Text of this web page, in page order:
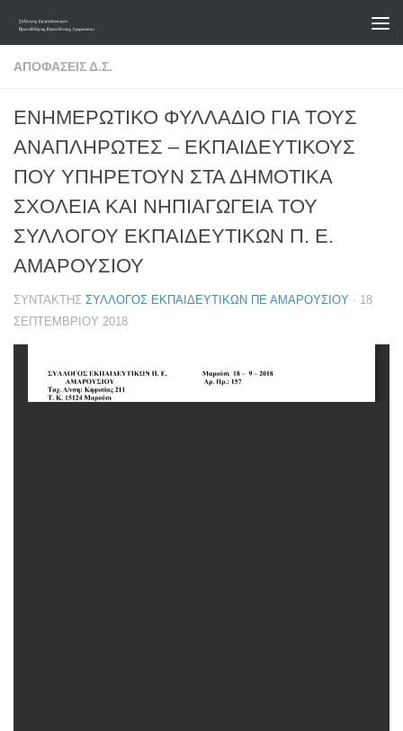
Skip to content
ΑΠΟΦΆΣΕΙΣ Δ.Σ.
ΕΝΗΜΕΡΩΤΙΚΟ ΦΥΛΛΑΔΙΟ ΓΙΑ ΤΟΥΣ
ΑΝΑΠΛΗΡΩΤΕΣ – ΕΚΠΑΙΔΕΥΤΙΚΟΥΣ
ΠΟΥ ΥΠΗΡΕΤΟΥΝ ΣΤΑ ΔΗΜΟΤΙΚΑ
ΣΧΟΛΕΙΑ ΚΑΙ ΝΗΠΙΑΓΩΓΕΙΑ ΤΟΥ
ΣΥΛΛΟΓΟΥ ΕΚΠΑΙΔΕΥΤΙΚΩΝ Π. Ε.
ΑΜΑΡΟΥΣΙΟΥ
ΣΥΝΤΆΚΤΗΣ ΣΎΛΛΟΓΟΣ ΕΚΠΑΙΔΕΥΤΙΚΏΝ ΠΕ ΑΜΑΡΟΥΣΊΟΥ · 18
ΣΕΠΤΕΜΒΡΊΟΥ 2018